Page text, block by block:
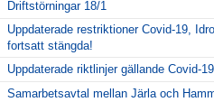
Driftstörningar 18/1
Uppdaterade restriktioner Covid-19,
fortsatt stängda!
Uppdaterade riktlinjer gällande Covid-
Samarbetsavtal mellan Järla och